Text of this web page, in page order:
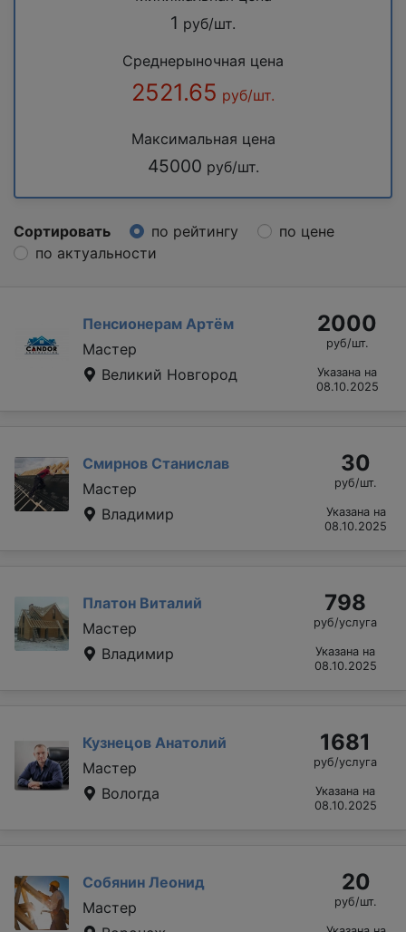
1 руб/шт.
Среднерыночная цена
2521.65 руб/шт.
Максимальная цена
45000 руб/шт.
Сортировать по рейтингу
по цене
по актуальности
Пенсионерам Артём
Мастер
Великий Новгород
2000
руб/шт.
Указана на
08.10.2025
Смирнов Станислав
Мастер
Владимир
30
руб/шт.
Указана на
08.10.2025
Платон Виталий
Мастер
Владимир
798
руб/услуга
Указана на
08.10.2025
Кузнецов Анатолий
Мастер
Вологда
1681
руб/услуга
Указана на
08.10.2025
Собянин Леонид
Мастер
20
руб/шт.